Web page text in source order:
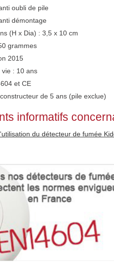
oubli de pile
démontage
(H x Dia) : 3,5 x 10 cm
grammes
2015
vie : 10 ans
et CE
de 5 ans (pile exclue)
informatifs
du détecteur de fumée